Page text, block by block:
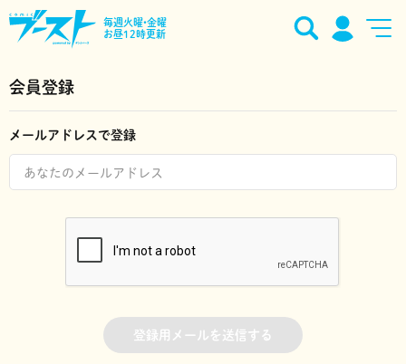
毎週火曜•金曜
お昼12時更新
会員登録
メールアドレスで登録
登録用メールを送信する